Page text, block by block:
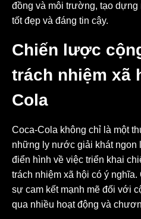
đồng và môi trường, tạo
tốt đẹp và đáng tin cậy.
Chiến lược
trách nhiệm xã
Cola
Coca-Cola không chỉ là một
những ly nước giải khát ngon
điển hình về việc triển khai
trách nhiệm xã hội có ý
sự cam kết mạnh mẽ đối với
qua nhiều hoạt động và